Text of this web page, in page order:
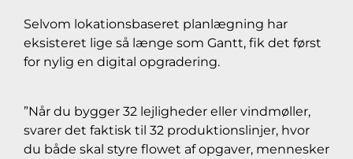
Selvom lokationsbaseret planlægning har
eksisteret lige så længe som Gantt, fik det først
for nylig en digital opgradering.
”Når du bygger 32 lejligheder eller vindmøller,
svarer det faktisk til 32 produktionslinjer, hvor
du både skal styre flowet af opgaver, mennesker